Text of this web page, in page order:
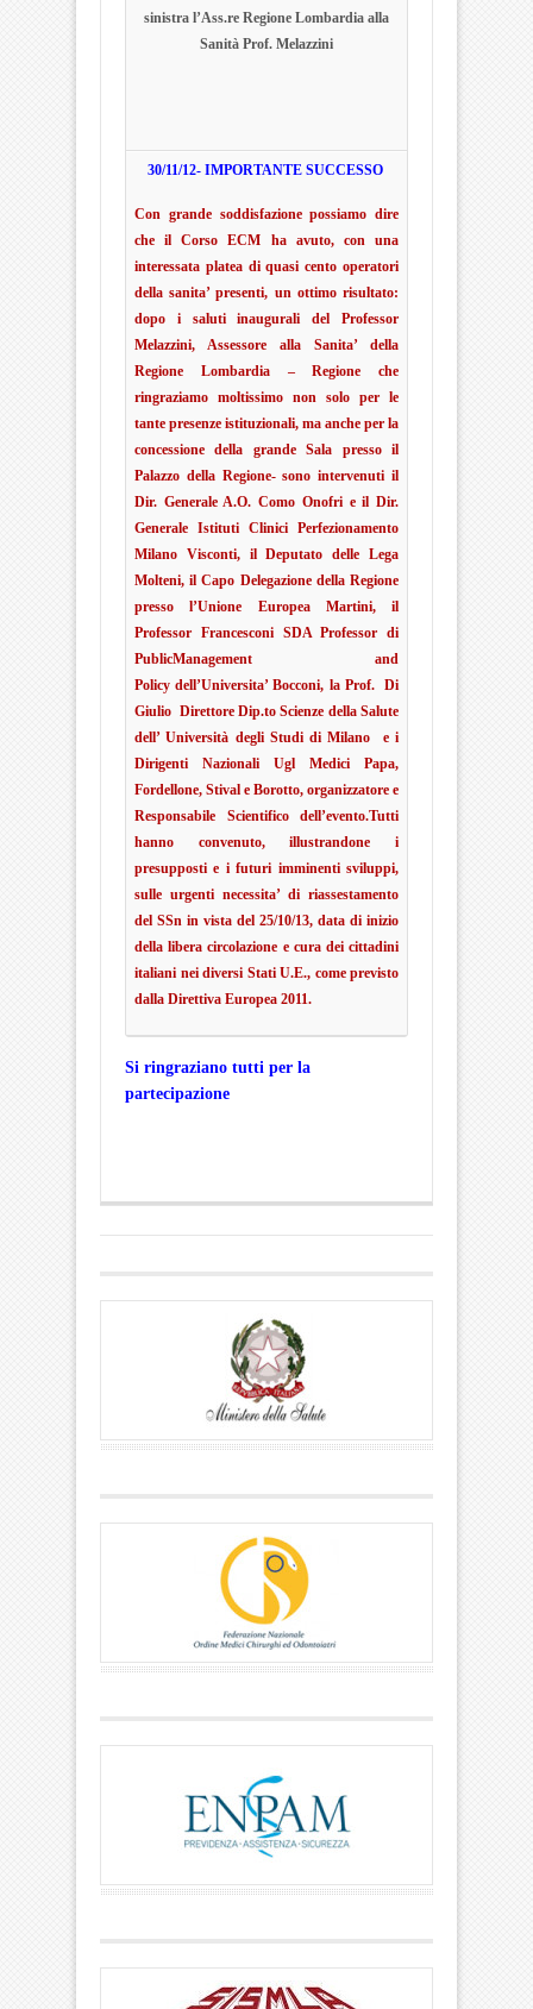
sinistra l’Ass.re Regione Lombardia alla
Sanità Prof. Melazzini
30/11/12- IMPORTANTE SUCCESSO
Con grande soddisfazione possiamo dire
che il Corso ECM ha avuto, con una
interessata platea di quasi cento operatori
della sanita’ presenti, un ottimo risultato:
dopo i saluti inaugurali del Professor
Melazzini, Assessore alla Sanita’ della
Regione Lombardia – Regione che
ringraziamo moltissimo non solo per le
tante presenze istituzionali, ma anche per la
concessione della grande Sala presso il
Palazzo della Regione- sono intervenuti il
Dir. Generale A.O. Como Onofri e il Dir.
Generale Istituti Clinici Perfezionamento
Milano Visconti, il Deputato delle Lega
Molteni, il Capo Delegazione della Regione
presso l’Unione Europea Martini,
il
Professor Francesconi SDA Professor di
PublicManagement and
Policy dell’Universita’ Bocconi, la Prof. Di
Giulio Direttore Dip.to Scienze della Salute
dell’ Università degli Studi di Milano e i
Dirigenti Nazionali Ugl Medici Papa,
Fordellone, Stival e Borotto, organizzatore e
Responsabile Scientifico dell’evento.Tutti
hanno convenuto, illustrandone i
presupposti e i futuri imminenti sviluppi,
sulle urgenti necessita’ di riassestamento
del SSn in vista del 25/10/13, data di inizio
della libera circolazione e cura dei cittadini
italiani nei diversi Stati U.E., come previsto
dalla Direttiva Europea 2011.
Si ringraziano tutti per la
partecipazione